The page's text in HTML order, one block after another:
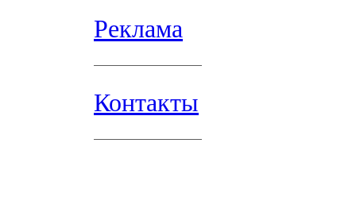
Реклама
Контакты